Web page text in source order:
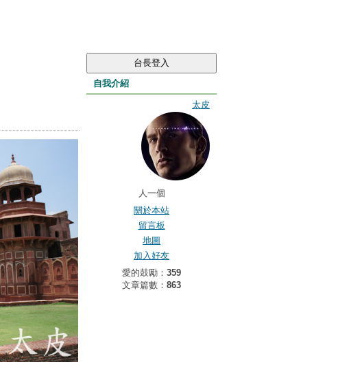
自我介紹
太皮
人一個
關於本站
留言板
地圖
加入好友
愛的鼓勵： 359
文章篇數： 863